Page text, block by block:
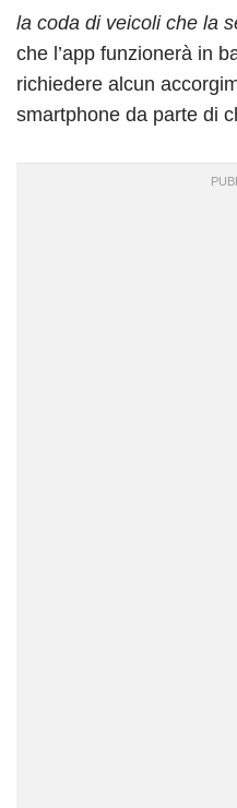
la coda di veicoli che la
che l’app funzionerà in
richiedere alcun
smartphone da parte di